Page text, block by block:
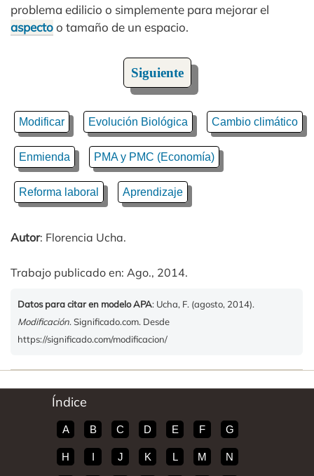
problema edilicio o simplemente para mejorar el
aspectoo tamaño de un espacio.
Siguiente
Modificar Evolución Biológica Cambio climático
Enmienda PMA y PMC (Economía)
Reforma laboral Aprendizaje
Autor: Florencia Ucha.
Trabajo publicado en: Ago., 2014.
Datos para citar en modelo APA: Ucha, F. (agosto, 2014).
Modificación. Significado.com. Desde
https://significado.com/modificacion/
Índice
A B C D E F G
H I J K L M N